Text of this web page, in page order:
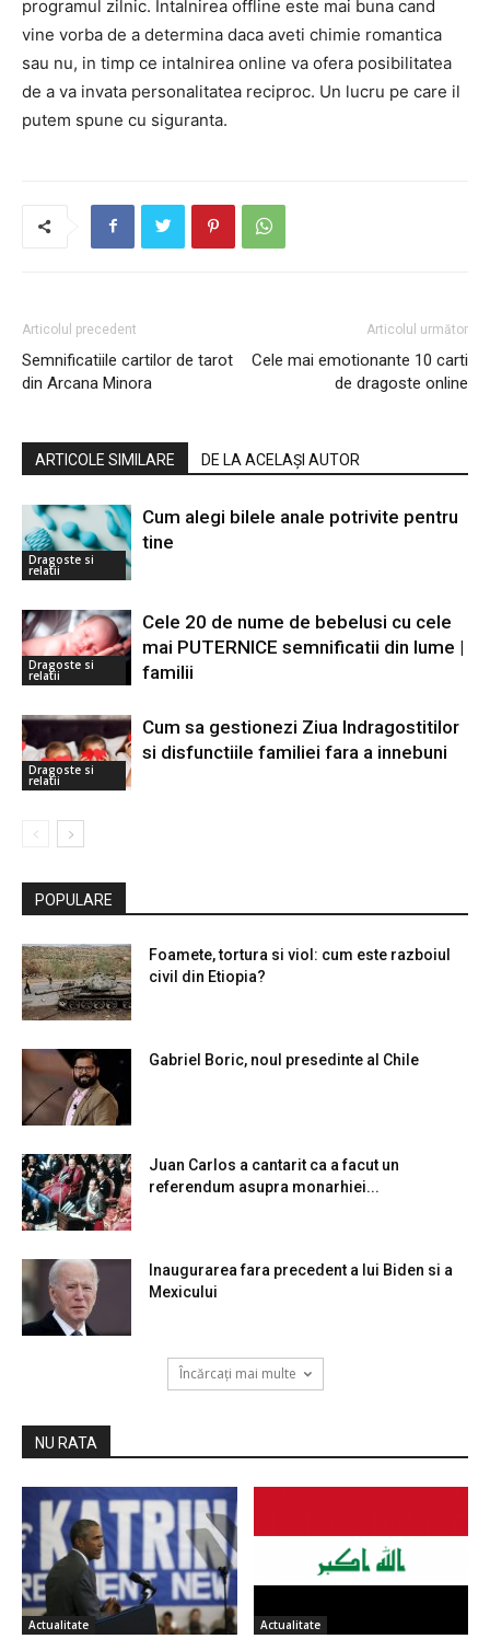
programul zilnic. Intalnirea offline este mai buna cand
vine vorba de a determina daca aveti chimie romantica
sau nu, in timp ce intalnirea online va ofera posibilitatea
de a va invata personalitatea reciproc. Un lucru pe care il
putem spune cu siguranta.
Articolul precedent
Semnificatiile cartilor de tarot
din Arcana Minora
Articolul următor
Cele mai emotionante 10 carti
de dragoste online
ARTICOLE SIMILARE DE LA ACELAȘI AUTOR
Dragoste si
relatii
Cum alegi bilele anale potrivite pentru
tine
Dragoste si
relatii
Cele 20 de nume de bebelusi cu cele
mai PUTERNICE semnificatii din lume |
familii
Dragoste si
relatii
Cum sa gestionezi Ziua Indragostitilor
si disfunctiile familiei fara a innebuni
POPULARE
Foamete, tortura si viol: cum este razboiul
civil din Etiopia?
Gabriel Boric, noul presedinte al Chile
Juan Carlos a cantarit ca a facut un
referendum asupra monarhiei...
Inaugurarea fara precedent a lui Biden si a
Mexicului
Încărcați mai multe
NU RATA
Actualitate Actualitate